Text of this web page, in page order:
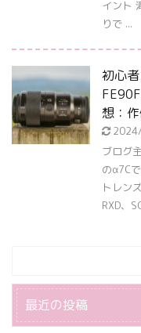
イント
りで ...
初心
想：
ブログ
のα7C
トレン
RXD、
最近の投稿